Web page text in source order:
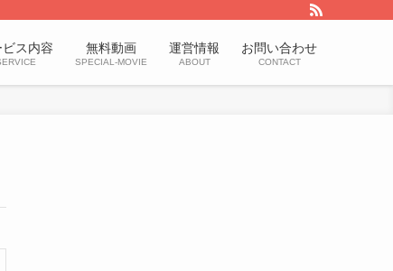
ス内容 無料動画
SPECIAL-MOVIE
運営情報
ABOUT
お問い合わせ
CONTACT